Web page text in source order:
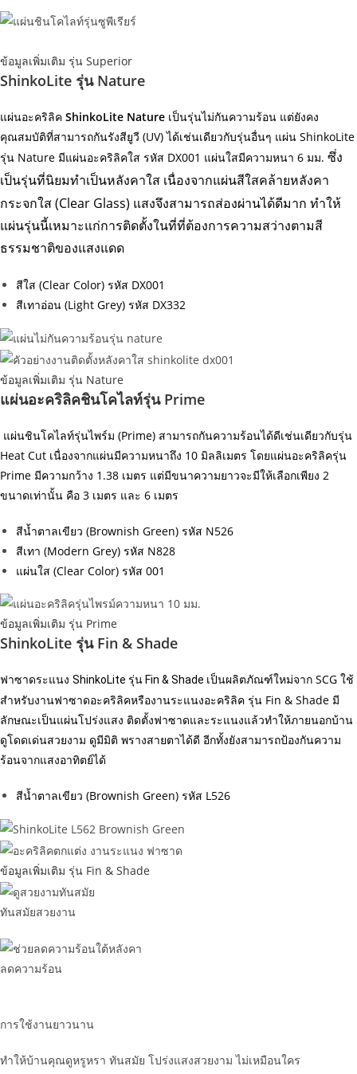
ข้อมูลเพิ่มเติม รุ่น Superior
ShinkoLite รุ่น Nature
แผ่นอะคริลิค ShinkoLite Nature เป็นรุ่นไม่กันความร้อน แต่ยังคง
คุณสมบัติที่สามารถกันรังสียูวี (UV) ได้เช่นเดียวกับรุ่นอื่นๆ แผ่น ShinkoLite
รุ่น Nature มีแผ่นอะคริลิคใส รหัส DX001 แผ่นใสมีความหนา 6 มม. ซึ่ง
เป็นรุ่นที่นิยมทำเป็นหลังคาใส เนื่องจากแผ่นสีใสคล้ายหลังคา
กระจกใส (Clear Glass) แสงจึงสามารถส่องผ่านได้ดีมาก ทำให้
แผ่นรุ่นนี้เหมาะแก่การติดตั้งในที่ที่ต้องการความสว่างตามสี
ธรรมชาติของแสงแดด
สีใส (Clear Color) รหัส DX001
สีเทาอ่อน (Light Grey) รหัส DX332
ข้อมูลเพิ่มเติม รุ่น Nature
แผ่นอะคริลิคชินโคไลท์รุ่น Prime
แผ่นชินโคไลท์รุ่นไพร์ม (Prime) สามารถกันความร้อนได้ดีเช่นเดียวกับรุ่น
Heat Cut เนื่องจากแผ่นมีความหนาถึง 10 มิลลิเมตร โดยแผ่นอะคริลิครุ่น
Prime มีความกว้าง 1.38 เมตร แต่มีขนาความยาวจะมีให้เลือกเพียง 2
ขนาดเท่านั้น คือ 3 เมตร และ 6 เมตร
สีน้ำตาลเขียว (Brownish Green) รหัส N526
สีเทา (Modern Grey) รหัส N828
แผ่นใส (Clear Color) รหัส 001
ข้อมูลเพิ่มเติม รุ่น Prime
ShinkoLite รุ่น Fin & Shade
ฟาซาดระแนง ShinkoLite รุ่น Fin & Shade เป็นผลิตภัณฑ์ใหม่จาก SCG ใช้
สำหรับงานฟาซาดอะคริลิคหรืองานระแนงอะคริลิค รุ่น Fin & Shade มี
ลักษณะเป็นแผ่นโปร่งแสง ติดตั้งฟาซาดและระแนงแล้วทำให้ภายนอกบ้าน
ดูโดดเด่นสวยงาม ดูมีมิติ พรางสายตาได้ดี อีกทั้งยังสามารถป้องกันความ
ร้อนจากแสงอาทิตย์ได้
สีน้ำตาลเขียว (Brownish Green) รหัส L526
ข้อมูลเพิ่มเติม รุ่น Fin & Shade
ทันสมัยสวยงาน
ลดความร้อน
การใช้งานยาวนาน
ทำให้บ้านคุณดูหรูหรา ทันสมัย โปร่งแสงสวยงาม ไม่เหมือนใคร